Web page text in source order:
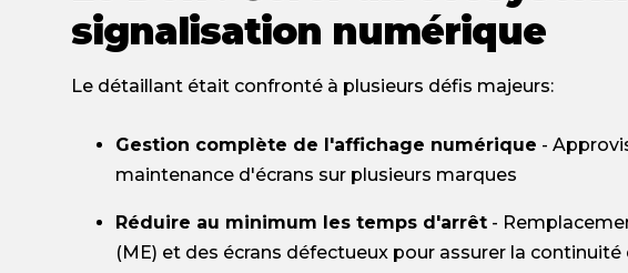
signalisation numérique
Le détaillant était confronté à plusieurs défis majeurs:
Gestion complète de l'affichage numérique -
maintenance d'écrans sur plusieurs marques
Réduire au minimum les temps d'arrêt -
(ME) et des écrans défectueux pour assurer la